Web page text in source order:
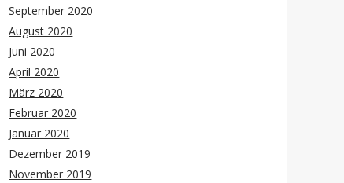
September 2020
August 2020
Juni 2020
April 2020
März 2020
Februar 2020
Januar 2020
Dezember 2019
November 2019